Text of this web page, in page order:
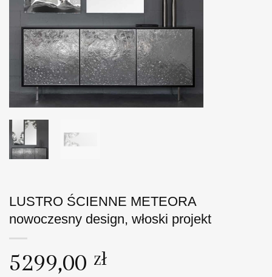
LUSTRO ŚCIENNE METEORA
nowoczesny design, włoski projekt
5299,00 zł